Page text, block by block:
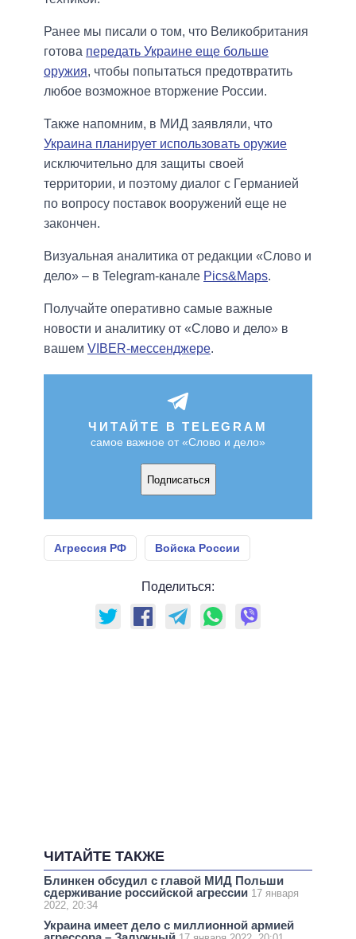
Ранее мы писали о том, что Великобритания
готова передать Украине еще больше
оружия, чтобы попытаться предотвратить
любое возможное вторжение России.
Также напомним, в МИД заявляли, что
Украина планирует использовать оружие
исключительно для защиты своей
территории, и поэтому диалог с Германией
по вопросу поставок вооружений еще не
закончен.
Визуальная аналитика от редакции «Слово и
дело» – в Telegram-канале Pics&Maps.
Получайте оперативно самые важные
новости и аналитику от «Слово и дело» в
вашем VIBER-мессенджере.
ЧИТАЙТЕ В TELEGRAM
самое важное от «Слово и дело»
Подписаться
Агрессия РФ Войска России
Поделиться:
ЧИТАЙТЕ ТАКЖЕ
Блинкен обсудил с главой МИД Польши
сдерживание российской агрессии 17 января
2022, 20:34
Украина имеет дело с миллионной армией